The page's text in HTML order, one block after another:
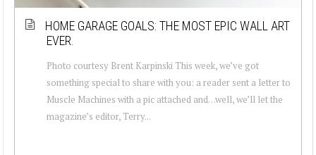
HOME GARAGE GOALS: THE MOST EPIC WALL ART
EVER.
Photo courtesy Brent Karpinski This week, we’ve got
something special to share with you: a reader sent a letter to
Muscle Machines with a pic attached and…well, we’ll let the
magazine’s editor, Terry...